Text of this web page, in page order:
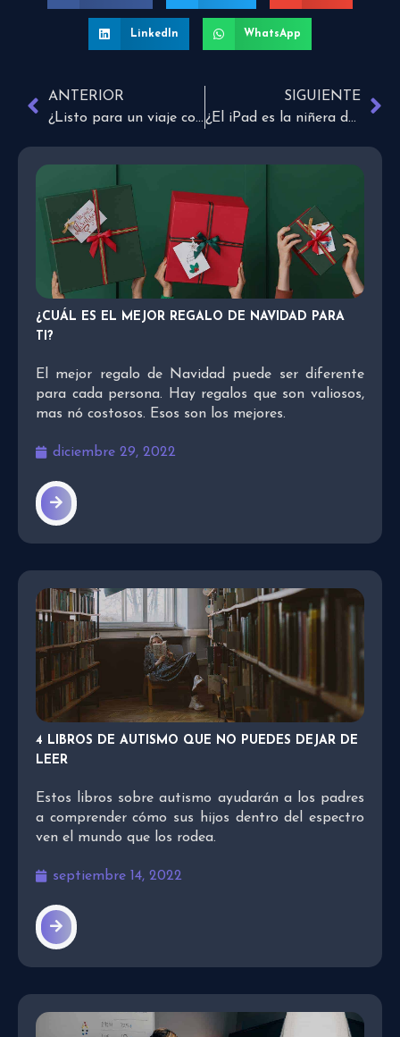
LinkedIn WhatsApp
ANTERIOR
¿Listo para un viaje con todo cubierto?
SIGUIENTE
¿El iPad es la niñera de los niños con autismo?
¿CUÁL ES EL MEJOR REGALO DE NAVIDAD PARA
TI?
El mejor regalo de Navidad puede ser diferente
para cada persona. Hay regalos que son valiosos,
mas nó costosos. Esos son los mejores.
diciembre 29, 2022
4 LIBROS DE AUTISMO QUE NO PUEDES DEJAR DE
LEER
Estos libros sobre autismo ayudarán a los padres
a comprender cómo sus hijos dentro del espectro
ven el mundo que los rodea.
septiembre 14, 2022